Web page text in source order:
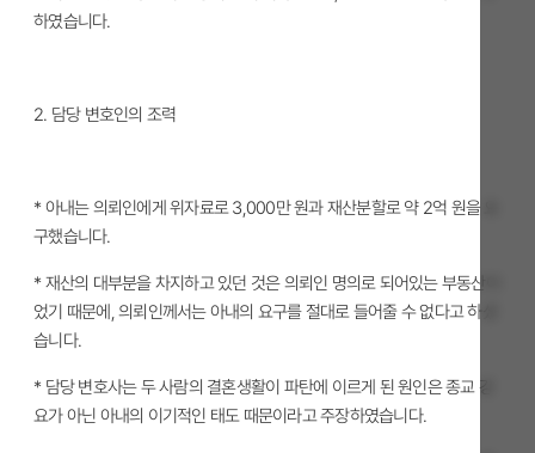
하였습니다.
2. 담당 변호인의 조력
* 아내는 의뢰인에게 위자료로 3,000만 원과 재산분할로 약 2억 원을 요
구했습니다.
* 재산의 대부분을 차지하고 있던 것은 의뢰인 명의로 되어있는 부동산이
었기 때문에, 의뢰인께서는 아내의 요구를 절대로 들어줄 수 없다고 하셨
습니다.
* 담당 변호사는 두 사람의 결혼생활이 파탄에 이르게 된 원인은 종교 강
요가 아닌 아내의 이기적인 태도 때문이라고 주장하였습니다.